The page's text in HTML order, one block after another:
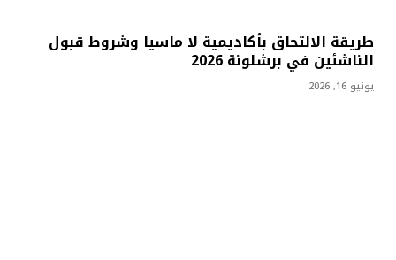
طريقة الالتحاق بأكاديمية لا ماسيا وشروط قبول
الناشئين في برشلونة 2026
يونيو 16, 2026